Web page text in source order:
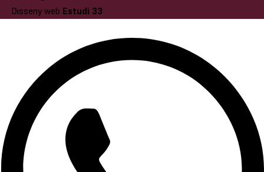
Disseny web Estudi 33